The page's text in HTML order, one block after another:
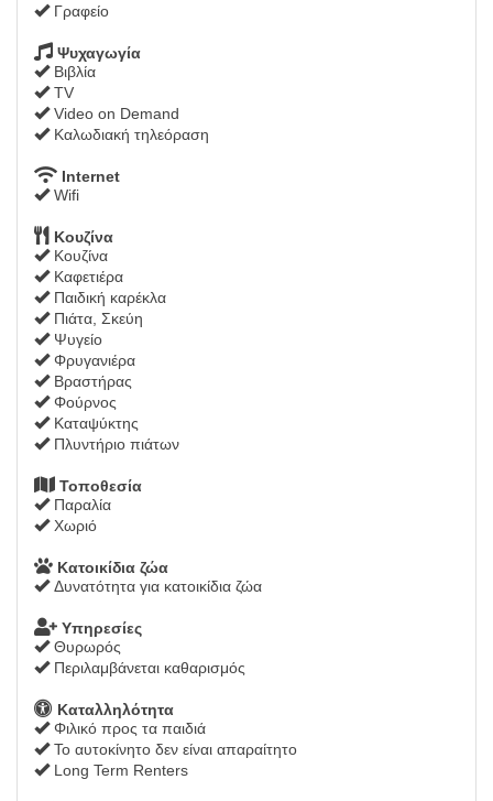
Γραφείο
Ψυχαγωγία
Βιβλία
TV
Video on Demand
Καλωδιακή τηλεόραση
Internet
Wifi
Κουζίνα
Κουζίνα
Καφετιέρα
Παιδική καρέκλα
Πιάτα, Σκεύη
Ψυγείο
Φρυγανιέρα
Βραστήρας
Φούρνος
Καταψύκτης
Πλυντήριο πιάτων
Τοποθεσία
Παραλία
Χωριό
Κατοικίδια ζώα
Δυνατότητα για κατοικίδια ζώα
Υπηρεσίες
Θυρωρός
Περιλαμβάνεται καθαρισμός
Καταλληλότητα
Φιλικό προς τα παιδιά
Το αυτοκίνητο δεν είναι απαραίτητο
Long Term Renters